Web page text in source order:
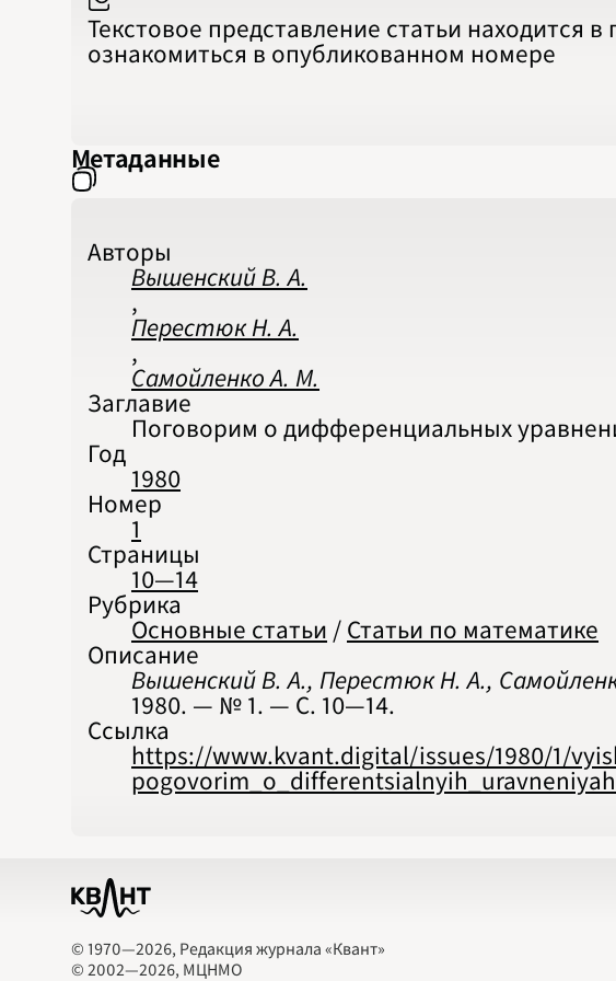
Текстовое представление статьи находится
ознакомиться в опубликованном номере
Метаданные
Авторы
Вышенский В. А.
,
Перестюк Н. А.
,
Самойленко А. М.
Заглавие
Поговорим о дифференциальных
Год
1980
Номер
1
Страницы
10—14
Рубрика
Основные статьи /Статьи по математике
Описание
Вышенский В. А., Перестюк Н. А.,
1980. — № 1. — С. 10‍—‍14.
Ссылка
https://www.kvant.digital/issues/1980/1/
© 1970—2026, Редакция журнала «Квант»
© 2002—2026, МЦНМО